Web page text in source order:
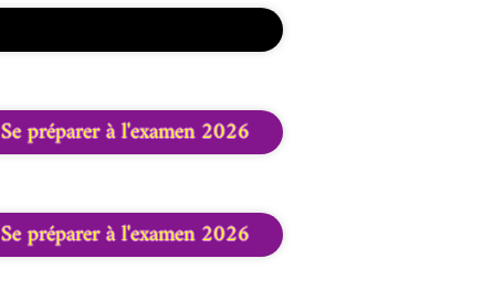
Se préparer à l'examen 2026
Se préparer à l'examen 2026